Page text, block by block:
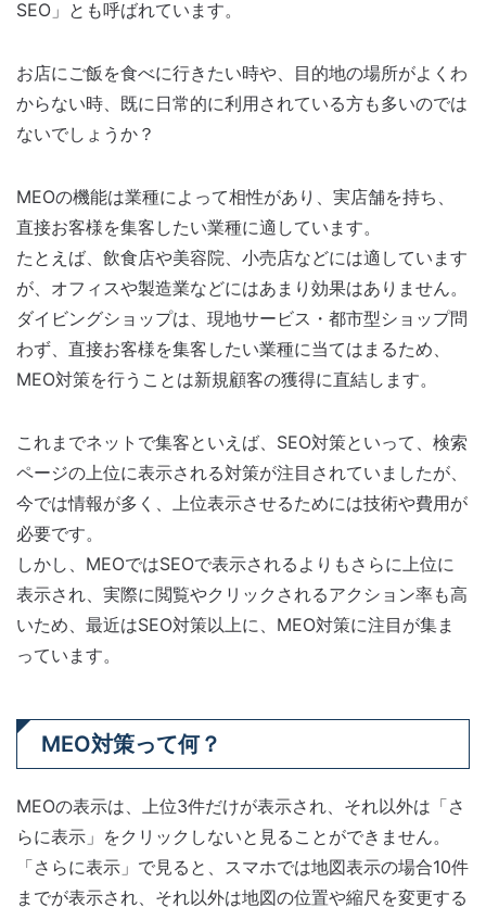
SEO」とも呼ばれています。
お店にご飯を食べに行きたい時や、目的地の場所がよくわ
からない時、既に日常的に利用されている方も多いのでは
ないでしょうか？
MEOの機能は業種によって相性があり、実店舗を持ち、
直接お客様を集客したい業種に適しています。
たとえば、飲食店や美容院、小売店などには適しています
が、オフィスや製造業などにはあまり効果はありません。
ダイビングショップは、現地サービス・都市型ショップ問
わず、直接お客様を集客したい業種に当てはまるため、
MEO対策を行うことは新規顧客の獲得に直結します。
これまでネットで集客といえば、SEO対策といって、検索
ページの上位に表示される対策が注目されていましたが、
今では情報が多く、上位表示させるためには技術や費用が
必要です。
しかし、MEOではSEOで表示されるよりもさらに上位に
表示され、実際に閲覧やクリックされるアクション率も高
いため、最近はSEO対策以上に、MEO対策に注目が集ま
っています。
MEO対策って何？
MEOの表示は、上位3件だけが表示され、それ以外は「さ
らに表示」をクリックしないと見ることができません。
「さらに表示」で見ると、スマホでは地図表示の場合10件
までが表示され、それ以外は地図の位置や縮尺を変更する